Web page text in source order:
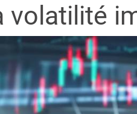
volatilité